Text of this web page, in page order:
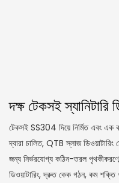
দক্ষ টেকসই স্যানিটারি
টেকসই SS304 দিয়ে নির্মিত এবং এক
দ্বারা চালিত, QTB স্লাজ ডিওয়াটারিং
জন্য নির্ভরযোগ্য কঠিন-তরল পৃথকীকরণে
ডিওয়াটারিং, দ্রুত কেক গঠন, কম শক্তি